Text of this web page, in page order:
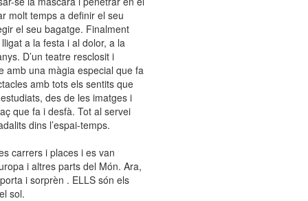
molt temps a definir el seu
el seu bagatge. Finalment
a la festa i al dolor, a la
D’un teatre resclosit i
amb una màgia especial que fa
amb tots els sentits que
des de les imatges i
que fa i desfà. Tot al servei
dins l’espai-temps.
carrers i places i es van
i altres parts del Món. Ara,
i sorprèn . ELLS són els
sol.